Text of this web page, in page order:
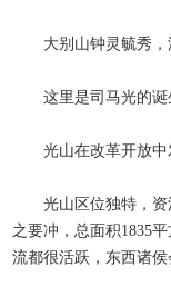
大别山钟灵毓秀，
这里是司马光的诞生
光山在改革开放中发
光山区位独特，资源
之要冲，总面积1835
流都很活跃，东西诸